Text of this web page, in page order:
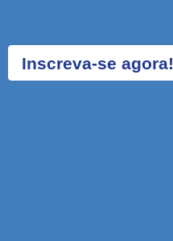
Inscreva-se agora!